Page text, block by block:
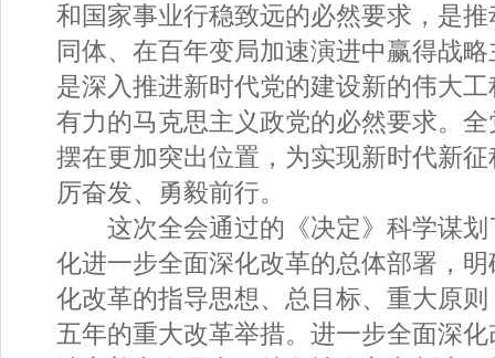
和国家事业行稳致远的必然要求，是
同体、在百年变局加速演进中赢得战
是深入推进新时代党的建设新的伟大
有力的马克思主义政党的必然要求。
摆在更加突出位置，为实现新时代新
厉奋发、勇毅前行。
这次全会通过的《决定》科学谋划
化进一步全面深化改革的总体部署，
化改革的指导思想、总目标、重大原
五年的重大改革举措。进一步全面深